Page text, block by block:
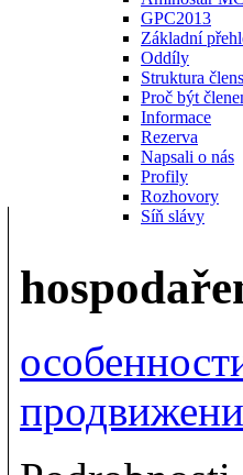
GPC2013
Základní
Oddíly
Struktura
Proč být
Informace
Rezerva
Napsali o nás
Profily
Rozhovory
Síň slávy